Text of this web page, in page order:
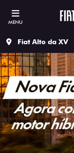
MENU
Fiat Alto da XV